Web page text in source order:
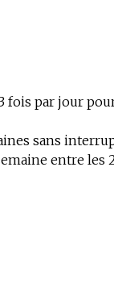
fois par jour
sans
entre les